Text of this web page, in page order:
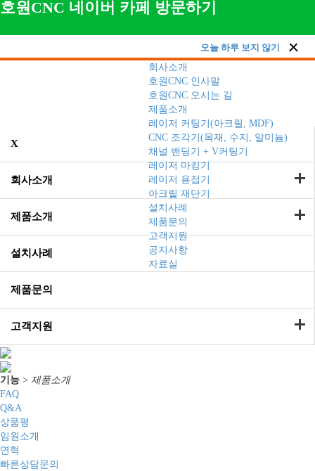
호원CNC 네이버 카페 방문하기
오늘 하루 보지 않기
회사소개
호원CNC 인사말
호원CNC 오시는 길
제품소개
레이저 커팅기(아크릴, MDF)
CNC 조각기(목재, 수지, 알미늄)
채널 밴딩기 + V커팅기
레이저 마킹기
레이저 용접기
아크릴 재단기
설치사례
제품문의
고객지원
공지사항
자료실
X
회사소개
제품소개
설치사례
제품문의
고객지원
기능 > 제품소개
FAQ
Q&A
상품평
임원소개
연혁
빠른상담문의